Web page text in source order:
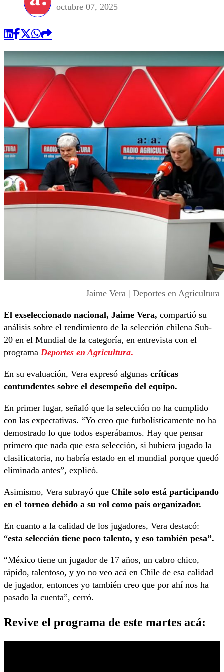
octubre 07, 2025
Jaime Vera | Deportes en Agricultura
El exseleccionado nacional, Jaime Vera, compartió su
análisis sobre el rendimiento de la selección chilena Sub-
20 en el Mundial de la categoría, en entrevista con el
programa Deportes en Agricultura.
En su evaluación, Vera expresó algunas críticas
contundentes sobre el desempeño del equipo.
En primer lugar, señaló que la selección no ha cumplido
con las expectativas. “Yo creo que futbolísticamente no ha
demostrado lo que todos esperábamos. Hay que pensar
primero que nada que esta selección, si hubiera jugado la
clasificatoria, no habría estado en el mundial porque quedó
eliminada antes”, explicó.
Asimismo, Vera subrayó que Chile solo está participando
en el torneo debido a su rol como país organizador.
En cuanto a la calidad de los jugadores, Vera destacó:
“esta selección tiene poco talento, y eso también pesa”.
“México tiene un jugador de 17 años, un cabro chico,
rápido, talentoso, y yo no veo acá en Chile de esa calidad
de jugador, entonces yo también creo que por ahí nos ha
pasado la cuenta”, cerró.
Revive el programa de este martes acá: